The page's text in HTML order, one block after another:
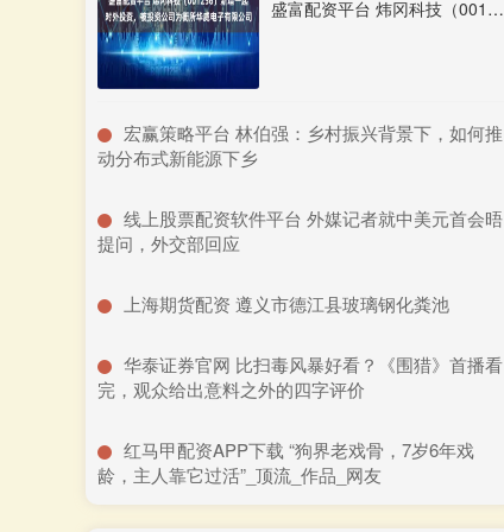
盛富配资平台 炜冈科技（001256）新增一起对外投资，被投资公司为衡所华威电子有限公司
​宏赢策略平台 林伯强：乡村振兴背景下，如何推
动分布式新能源下乡
​线上股票配资软件平台 外媒记者就中美元首会晤
提问，外交部回应
​上海期货配资 遵义市德江县玻璃钢化粪池
​华泰证券官网 比扫毒风暴好看？《围猎》首播看
完，观众给出意料之外的四字评价
​红马甲配资APP下载 “狗界老戏骨，7岁6年戏
龄，主人靠它过活”_顶流_作品_网友